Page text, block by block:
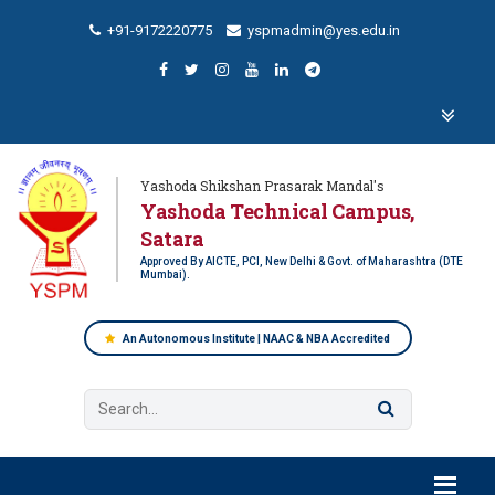
+91-9172220775 yspmadmin@yes.edu.in
Yashoda Shikshan Prasarak Mandal's
Yashoda Technical Campus,
Satara
Approved By AICTE, PCI, New Delhi & Govt. of Maharashtra (DTE
Mumbai).
An Autonomous Institute | NAAC & NBA Accredited